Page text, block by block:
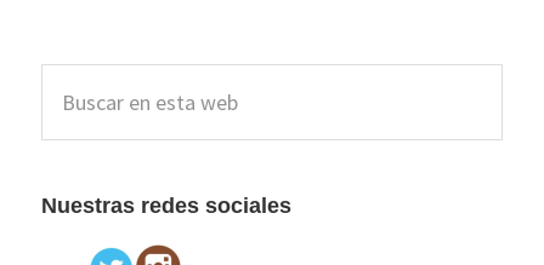
Barra
lateral
esta
Nuestras redes sociales